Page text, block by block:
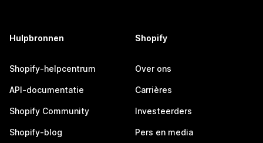
Hulpbronnen
Shopify-helpcentrum
API-documentatie
Shopify Community
Shopify-blog
Shopify
Over ons
Carrières
Investeerders
Pers en media